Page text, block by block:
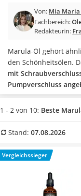
Masturbator
Massagepistole
Reisehaartrockner
Eiweißpulver
Magnesiumpräparat
Katzenklappe
Nackenmassagegerät
Zeckenschutz Katze
Philips-Sonicare-
Mineralfutter Pferd
Massagegerät
Von: Mia
Fachbereich:
Redakteurin:
Marula-Öl gehört
den Schönheitsölen.
mit
Pumpverschluss
kinderleicht dosieren
Tests im Internet
und ohne tierische
Vergleichstabelle, um
erhalten. Überzeugt
Alucia
Eigenschaften.
1 - 2 von 10: Beste
Stand: 07.08.2026
Vergleichssieger